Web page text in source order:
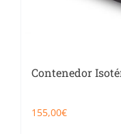
Contenedor
155,00€